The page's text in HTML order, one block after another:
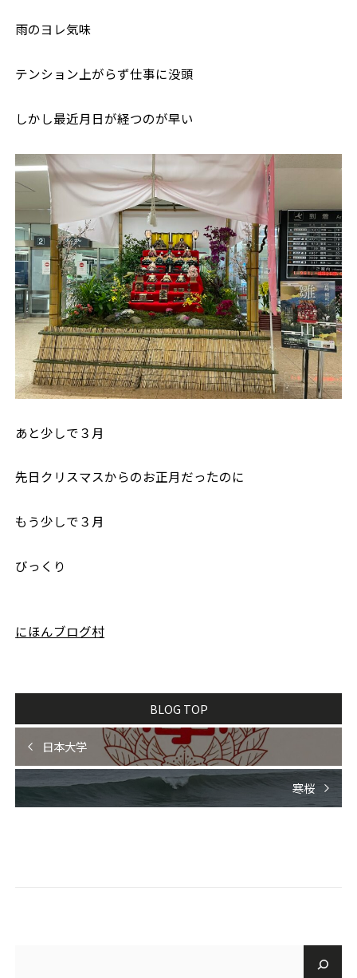
雨のヨレ気味
テンション上がらず仕事に没頭
しかし最近月日が経つのが早い
あと少しで３月
先日クリスマスからのお正月だったのに
もう少しで３月
びっくり
にほんブログ村
BLOG TOP
日本大学
寒桜